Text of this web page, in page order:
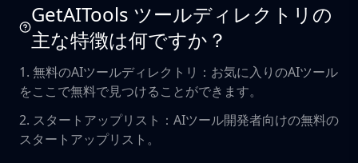
GetAITools ツールディレクトリの
主な特徴は何ですか？
1. 無料のAIツールディレクトリ：お気に入りのAIツール
をここで無料で見つけることができます。
2. スタートアップリスト：AIツール開発者向けの無料の
スタートアップリスト。